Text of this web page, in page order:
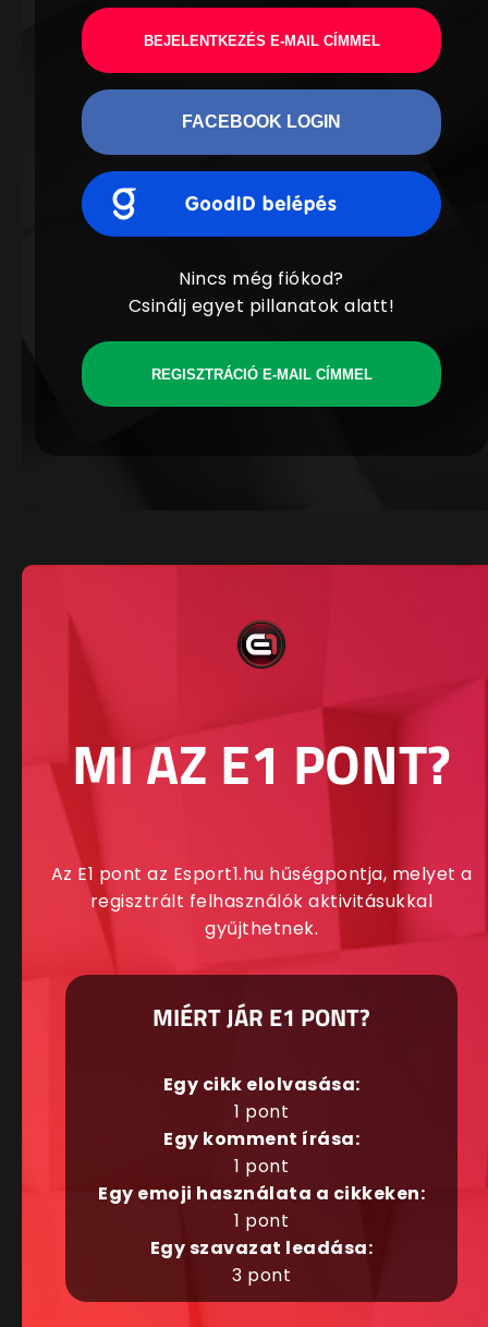
BEJELENTKEZÉS E-MAIL CÍMMEL
FACEBOOK LOGIN
Nincs még fiókod?
Csinálj egyet pillanatok alatt!
REGISZTRÁCIÓ E-MAIL CÍMMEL
MI AZ E1 PONT?
Az E1 pont az Esport1.hu hűségpontja, melyet a
regisztrált felhasználók aktivitásukkal
gyűjthetnek.
MIÉRT JÁR E1 PONT?
Egy cikk elolvasása:
1 pont
Egy komment írása:
1 pont
Egy emoji használata a cikkeken:
1 pont
Egy szavazat leadása:
3 pont